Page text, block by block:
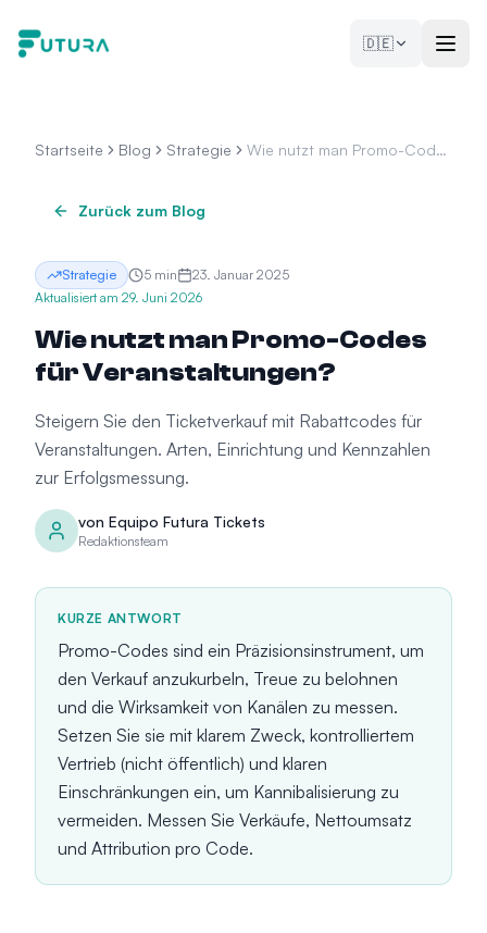
🇩🇪
Startseite Blog Strategie
Wie nutzt man Promo-Codes
Zurück zum Blog
Strategie 5 min
23. Januar 2025
Aktualisiert am 29. Juni 2026
Wie nutzt man Promo-Codes
für Veranstaltungen?
Steigern Sie den Ticketverkauf mit Rabattcodes für
Veranstaltungen. Arten, Einrichtung und Kennzahlen
zur Erfolgsmessung.
von Equipo Futura Tickets
Redaktionsteam
KURZE ANTWORT
Promo-Codes sind ein Präzisionsinstrument, um
den Verkauf anzukurbeln, Treue zu belohnen
und die Wirksamkeit von Kanälen zu messen.
Setzen Sie sie mit klarem Zweck, kontrolliertem
Vertrieb (nicht öffentlich) und klaren
Einschränkungen ein, um Kannibalisierung zu
vermeiden. Messen Sie Verkäufe, Nettoumsatz
und Attribution pro Code.